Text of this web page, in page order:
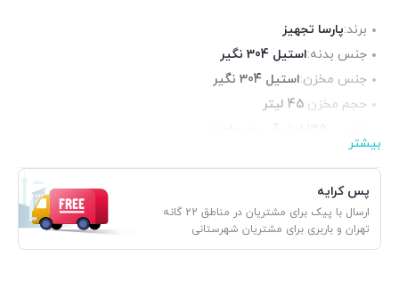
برند:پارسا تجهیز
جنس بدنه:استیل 304 نگیر
جنس مخزن:استیل 304 نگیر
حجم مخزن:45 لیتر
نوع موتور:
وزن:
حدود 50 کیلوگرم
بیشتر
پس کرایه
ارسال با پیک برای مشتریان در مناطق 22 گانه
تهران و باربری برای مشتریان شهرستانی